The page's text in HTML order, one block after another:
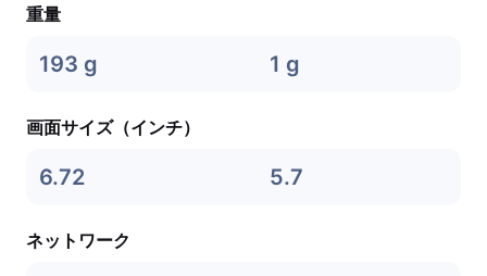
重量
193 g 1 g
画面サイズ（インチ）
6.72 5.7
ネットワーク